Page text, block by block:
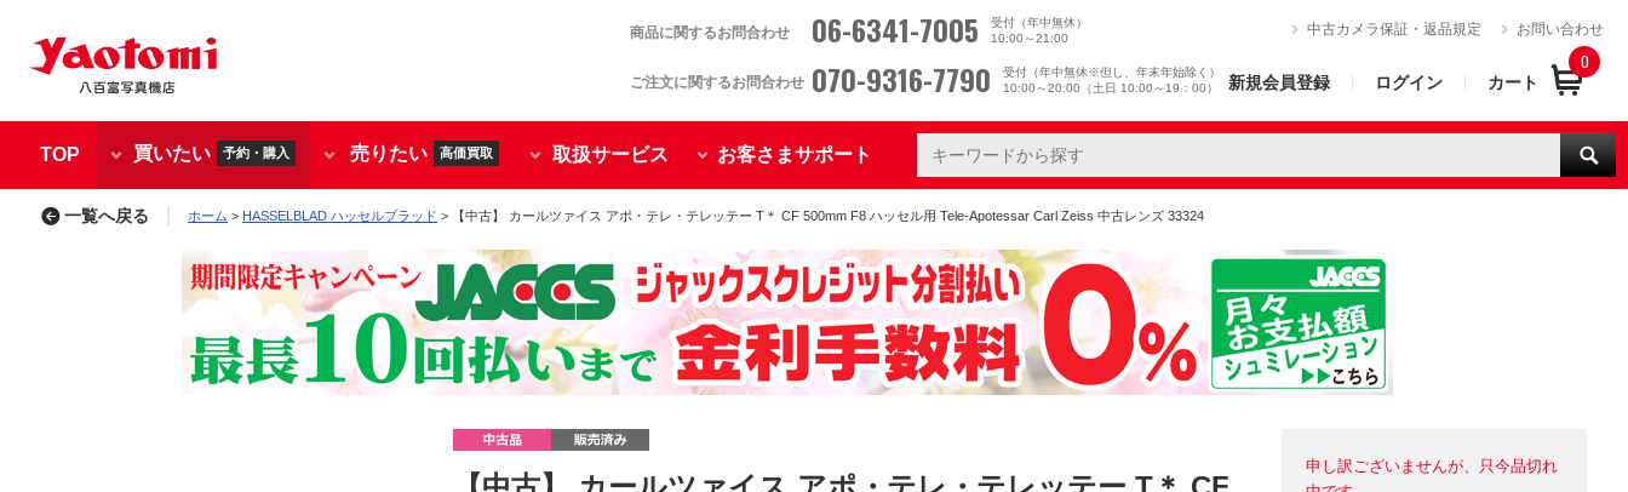
商品に関するお問合わせ 06-6341-7005
受付（年中無休）
10:00～21:00
ご注文に関するお問合わせ 070-9316-7790
受付（年中無休※但し、年末年始除く）
10:00～20:00（土日 10:00～19：00）
中古カメラ保証・返品規定 お問い合わせ
新規会員登録 ログイン カート
0
TOP 買いたい 予約・購入 売りたい 高価買取 取扱サービス お客さまサポート
一覧へ戻る ホーム > HASSELBLAD ハッセルブラッド > 【中古】 カールツァイス アポ・テレ・テレッテー T＊ CF 500mm F8 ハッセル用 Tele-Apotessar Carl Zeiss 中古レンズ 33324
申し訳ございませんが、只今品切れ